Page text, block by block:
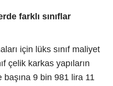
farklı sınıflar
için lüks sınıf maliyet
çelik karkas yapıların
9 bin 981 lira 11